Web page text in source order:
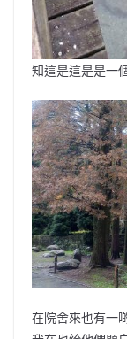
知這是這是是
在院舍來也有一